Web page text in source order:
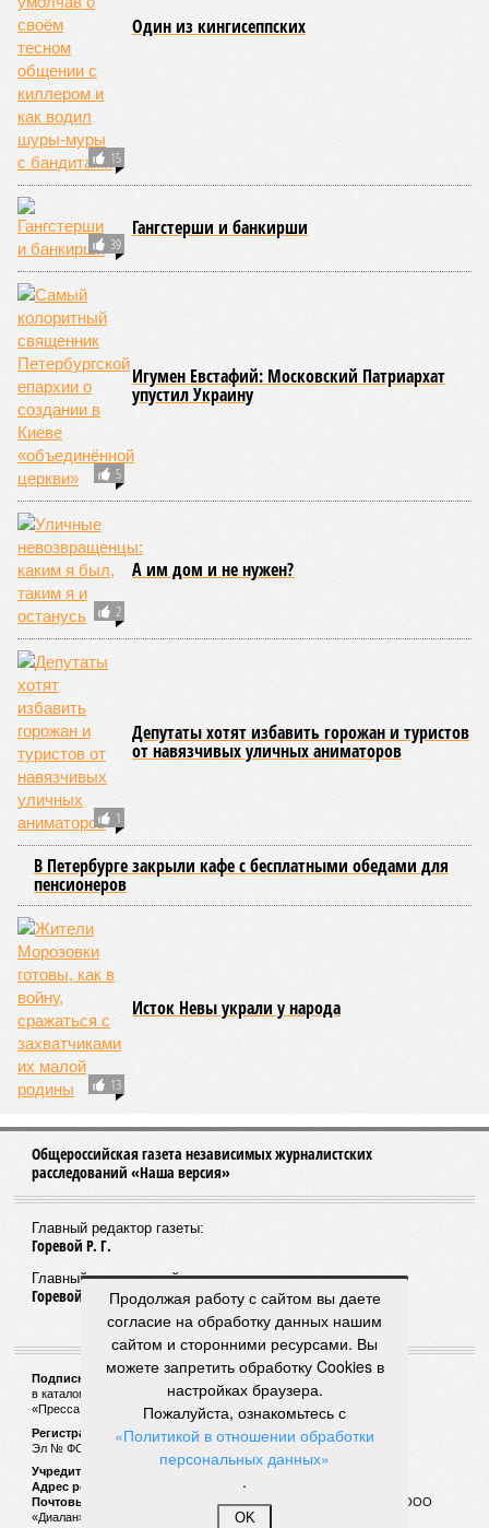
КОММЕНТАРИИ
07/08
Петербурские врачи завершили оперативное
лечение девочки из США с «маской Бэтмена»
07/08
Срок ремонта на внешнем кольце КАД продлили до
середины ноября
06/08
абитуриентов в Ленинградской области
05/08
В метро Петербурга может появиться первый
глубокий лифт для пассажиров
04/08
На петербургских АЗС отменили большинство
ограничений
ЕЩЕ ИЗ РАЗДЕЛА «ВЛАСТЬ»
Губернатор призвал уменьшить бюрократизм
Депутат просит покончить с «мостом глупости»
ТИК №7 не смогла утвердить состав подконтрольных УИК
Депутат просит Медведева расселить две столицы
Панкевич уходит в отставку
Малолетние узники неметчины?
Германские органы опеки переняли опыт у
Неприкосновенный Горбунов
Городской суд Петербурга не может приступить к
делу о похищении вероятного участника
покушения на журналиста Кашина
Дизайнера «обуть» нетрудно
Что начинается с «Weshalki» и чем оборачивается
сотрудничество с магазинами для мастеровитых
Продолжая работу с сайтом вы даете
согласие на обработку данных нашим
сайтом и сторонними ресурсами. Вы
можете запретить обработку Cookies в
настройках браузера.
Пожалуйста, ознакомьтесь с
«Политикой в отношении обработки
персональных данных»
.
OK